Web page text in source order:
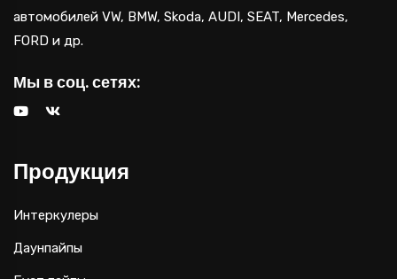
автомобилей VW, BMW, Skoda, AUDI, SEAT, Mercedes,
FORD и др.
Мы в соц. сетях:
Продукция
Интеркулеры
Даунпайпы